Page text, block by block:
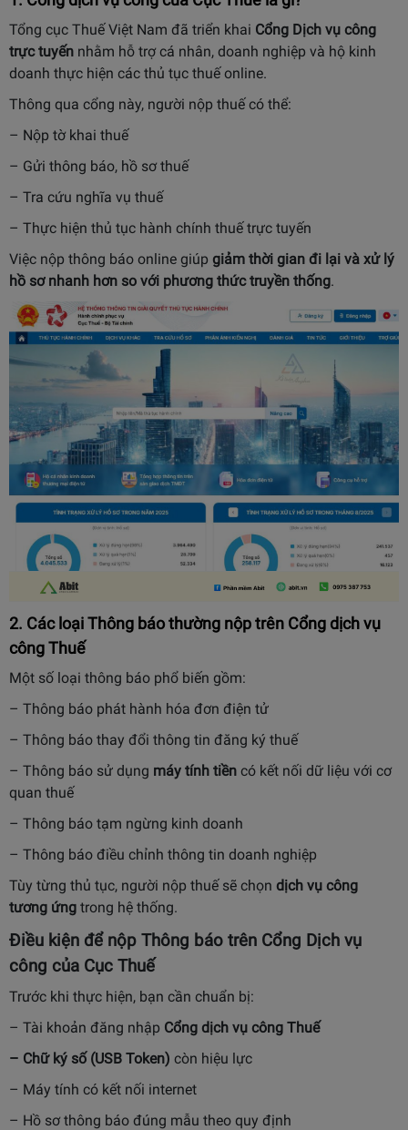
Tổng cục Thuế Việt Nam đã triển khai Cổng Dịch vụ công
trực tuyến nhằm hỗ trợ cá nhân, doanh nghiệp và hộ kinh
doanh thực hiện các thủ tục thuế online.
Thông qua cổng này, người nộp thuế có thể:
– Nộp tờ khai thuế
– Gửi thông báo, hồ sơ thuế
– Tra cứu nghĩa vụ thuế
– Thực hiện thủ tục hành chính thuế trực tuyến
Việc nộp thông báo online giúp giảm thời gian đi lại và xử lý
hồ sơ nhanh hơn so với phương thức truyền thống.
2. Các loại Thông báo thường nộp trên Cổng dịch vụ
công Thuế
Một số loại thông báo phổ biến gồm:
– Thông báo phát hành hóa đơn điện tử
– Thông báo thay đổi thông tin đăng ký thuế
– Thông báo sử dụng máy tính tiền có kết nối dữ liệu với cơ
quan thuế
– Thông báo tạm ngừng kinh doanh
– Thông báo điều chỉnh thông tin doanh nghiệp
Tùy từng thủ tục, người nộp thuế sẽ chọn dịch vụ công
tương ứng trong hệ thống.
Điều kiện để nộp Thông báo trên Cổng Dịch vụ
công của Cục Thuế
Trước khi thực hiện, bạn cần chuẩn bị:
– Tài khoản đăng nhập Cổng dịch vụ công Thuế
– Chữ ký số(USB Token) còn hiệu lực
– Máy tính có kết nối internet
– Hồ sơ thông báo đúng mẫu theo quy định